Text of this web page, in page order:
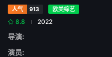
人气 913 欧美综艺
8.8 2022
导演:
演员: